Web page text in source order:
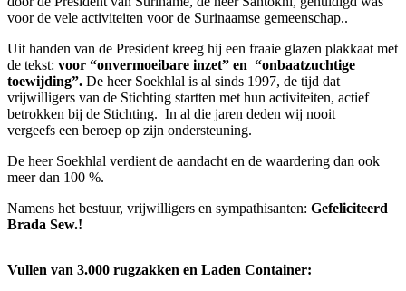
voor de vele activiteiten voor de Surinaamse gemeenschap..
Uit handen van de President kreeg hij een fraaie glazen plakkaat met
de tekst: voor “onvermoeibare inzet” en “onbaatzuchtige
toewijding”. De heer Soekhlal is al sinds 1997, de tijd dat
vrijwilligers van de Stichting startten met hun activiteiten, actief
betrokken bij de Stichting. In al die jaren deden wij nooit
vergeefs een beroep op zijn ondersteuning.
De heer Soekhlal verdient de aandacht en de waardering dan ook
meer dan 100 %.
Namens het bestuur, vrijwilligers en sympathisanten: Gefeliciteerd
Brada Sew.!
Vullen van 3.000 rugzakken en Laden Container: